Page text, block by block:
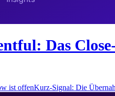
Das
ist offenKurz-Signal: Die